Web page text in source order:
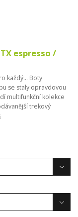
espresso /
každý... Boty
se staly opravdovou
multifunkční kolekce
trekový